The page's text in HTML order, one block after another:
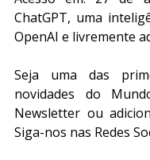
ChatGPT, uma
OpenAI e livremente
Seja uma das
novidades do
Newsletter ou
Siga-nos nas Redes